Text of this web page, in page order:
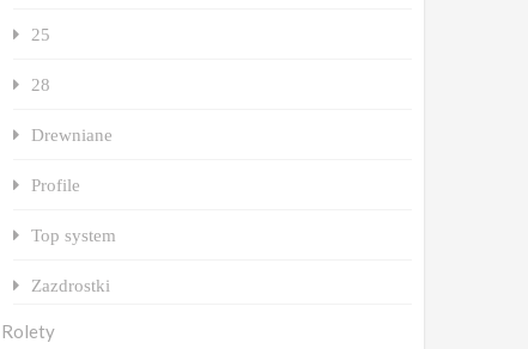
25
28
Drewniane
Profile
Top system
Zazdrostki
Rolety